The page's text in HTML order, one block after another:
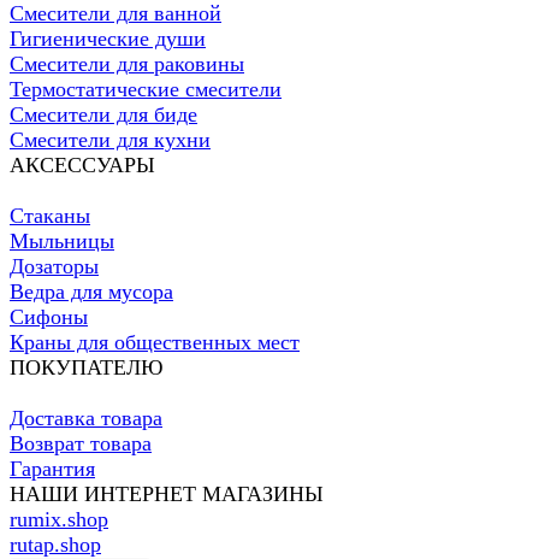
Смесители для ванной
Гигиенические души
Смесители для раковины
Термостатические смесители
Смесители для биде
Смесители для кухни
АКСЕССУАРЫ
Стаканы
Мыльницы
Дозаторы
Ведра для мусора
Сифоны
Краны для общественных мест
ПОКУПАТЕЛЮ
Доставка товара
Возврат товара
Гарантия
НАШИ ИНТЕРНЕТ МАГАЗИНЫ
rumix.shop
rutap.shop